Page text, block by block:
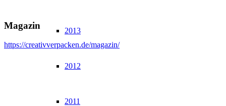
2013
2012
2011
Magazin
https://creativverpacken.de/magazin/